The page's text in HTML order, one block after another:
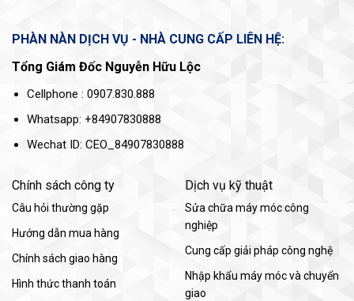
PHÀN NÀN DỊCH VỤ - NHÀ CUNG CẤP LIÊN HỆ:
Tổng Giám Đốc Nguyễn Hữu Lộc
Cellphone : 0907.830.888
Whatsapp: +84907830888
Wechat ID: CEO_84907830888
Chính sách công ty
Câu hỏi thường gặp
Hướng dẫn mua hàng
Chính sách giao hàng
Hình thức thanh toán
Dịch vụ kỹ thuật
Sửa chữa máy móc công
nghiệp
Cung cấp giải pháp công nghệ
Nhập khẩu máy móc và chuyển
giao